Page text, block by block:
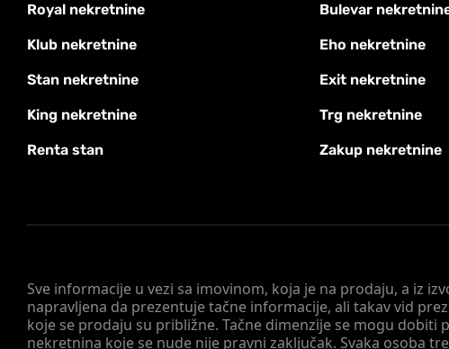
Sve informacije u vezi sa imovinom, koja je na prodaju, a iz
napravljena da prezentuje tačne informacije, ali takav vid
koje se prodaju su približne. Tačne dimenzije se mogu
nekretnina koje se nude nije pravni zaključak. Svaka osoba
Royal nekretnine Bulevar
Klub nekretnine Eho nekretnine
Stan nekretnine Exit nekretnine
King nekretnine Trg nekretnine
Renta stan Zakup nekretnine